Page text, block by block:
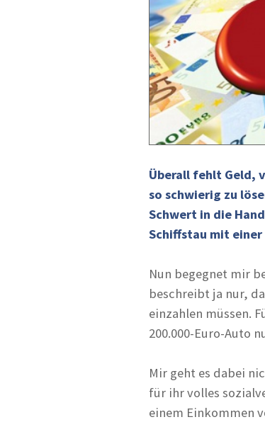
Überall fehlt Geld,
so schwierig zu
Schwert in die
Schiffstau mit
Nun begegnet mir
beschreibt ja nur,
einzahlen müssen.
200.000-Euro-Auto
Mir geht es dabei
für ihr volles
einem Einkommen